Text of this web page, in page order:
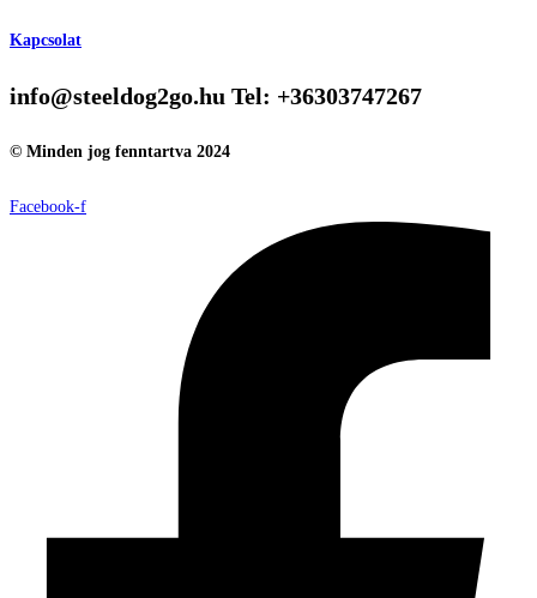
Kapcsolat
info@steeldog2go.hu Tel: +36303747267
© Minden jog fenntartva 2024
Facebook-f